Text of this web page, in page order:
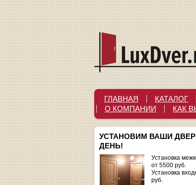
ГЛАВНАЯ КАТАЛОГ
О КОМПАНИИ
КАК
УСТАНОВИМ ВАШИ
ДЕНЬ!
Установка
от 5500 руб.
Установка
руб.